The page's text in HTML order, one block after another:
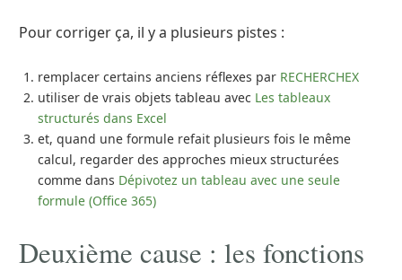
Pour corriger ça, il y a plusieurs pistes :
remplacer certains anciens réflexes par RECHERCHEX
utiliser de vrais objets tableau avec Les tableaux
structurés dans Excel
et, quand une formule refait plusieurs fois le même
calcul, regarder des approches mieux structurées
comme dans Dépivotez un tableau avec une seule
formule (Office 365)
Deuxième cause : les fonctions